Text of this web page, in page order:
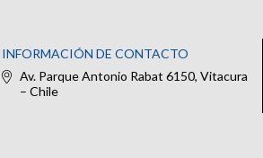
INFORMACIÓN DE CONTACTO
Av. Parque Antonio Rabat 6150, Vitacura
– Chile